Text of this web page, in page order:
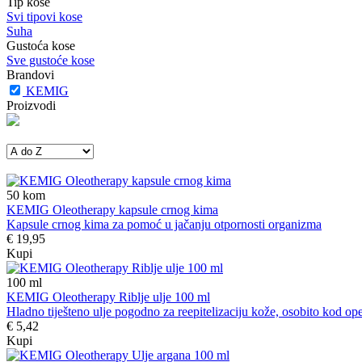
Svi tipovi kose
Suha
Gustoća kose
Sve gustoće kose
Brandovi
KEMIG
Proizvodi
50 kom
KEMIG Oleotherapy kapsule crnog kima
Kapsule crnog kima za pomoć u jačanju otpornosti organizma
€ 19,95
Kupi
100 ml
KEMIG Oleotherapy Riblje ulje 100 ml
Hladno tiješteno ulje pogodno za reepitelizaciju kože, osobito kod
€ 5,42
Kupi